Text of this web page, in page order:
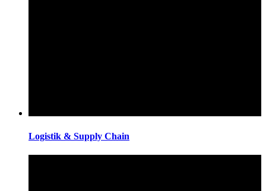
Logistik & Supply Chain